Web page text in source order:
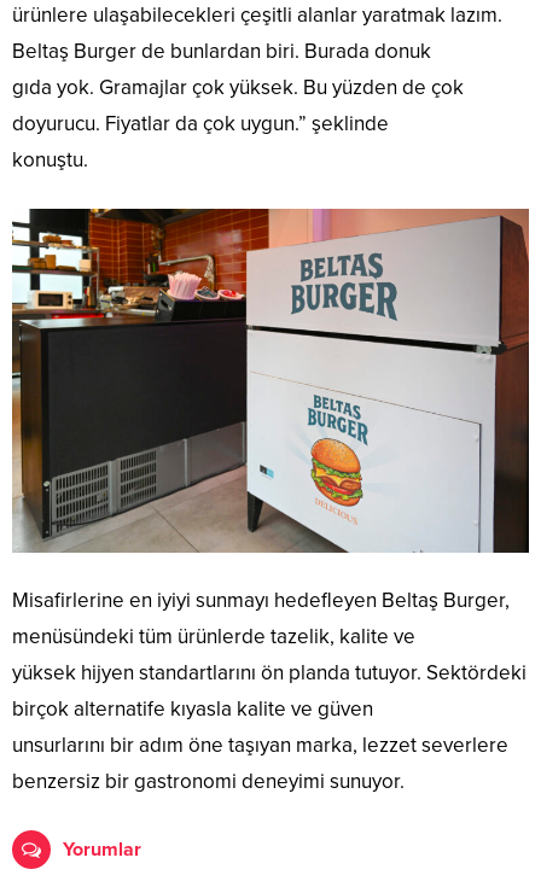
ürünlere ulaşabilecekleri çeşitli alanlar yaratmak lazım.
Beltaş Burger de bunlardan biri. Burada donuk
gıda yok. Gramajlar çok yüksek. Bu yüzden de çok
doyurucu. Fiyatlar da çok uygun.” şeklinde
konuştu.
Misafirlerine en iyiyi sunmayı hedefleyen Beltaş Burger,
menüsündeki tüm ürünlerde tazelik, kalite ve
yüksek hijyen standartlarını ön planda tutuyor. Sektördeki
birçok alternatife kıyasla kalite ve güven
unsurlarını bir adım öne taşıyan marka, lezzet severlere
benzersiz bir gastronomi deneyimi sunuyor.
Yorumlar